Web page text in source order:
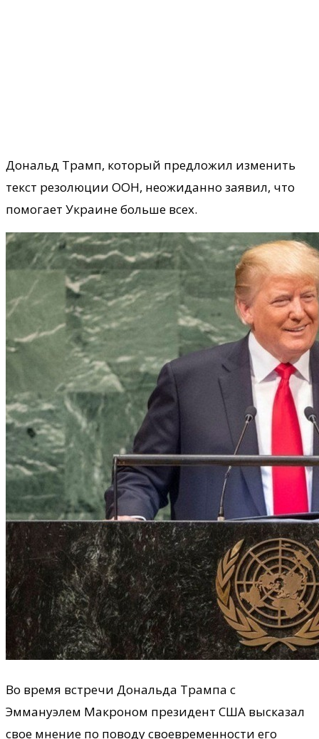
Дональд Трамп, который предложил изменить
текст резолюции ООН, неожиданно заявил, что
помогает Украине больше всех.
Во время встречи Дональда Трампа с
Эммануэлем Макроном президент США высказал
свое мнение по поводу своевременности его